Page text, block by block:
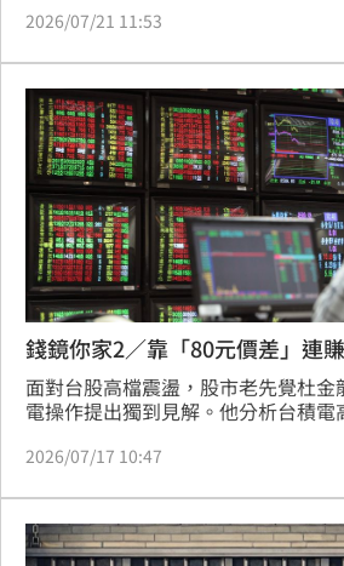
高。儘管市場拉回，資金仍大量湧入
正2（00685L）單月激增逾14萬人，
寶座。專家分析，台股基本面未轉弱
然強勁，近期回檔屬於健康修正，
資人分批佈局的絕佳買點。面對市
人採取越跌越買策略，顯示對台股
深具信心，也促使資產配置出現新一
配。
2026/07/21 11:53
錢鏡你家2／靠「80元價差」連
面對台股高檔震盪，股市老先覺杜金
電操作提出獨到見解。他分析台積電
分批買進，再等反彈賣出。自3月除息
取約80元價差。杜金龍強調，第三
理格局，投資人應保留現金、越跌越
於滿倉。儘管外資近期因匯率因素賣
2026/07/17 10:47